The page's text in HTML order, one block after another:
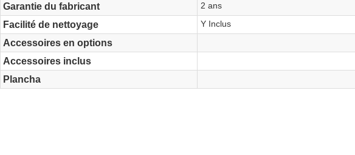
Garantie du fabricant 2 ans
Facilité de nettoyage Y Inclus
Accessoires en options
Accessoires inclus
Plancha